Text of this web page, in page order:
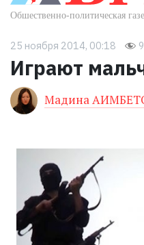
25 ноября 2014, 00:18
Играют
Мадина